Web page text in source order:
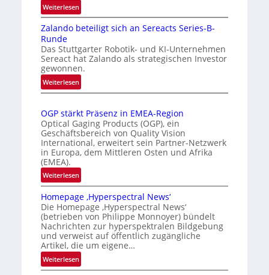
n
e
r
k
n
n
g
a
t
i
s
r
e
K
o
n
o
l
l
e
Weiterlesen:
I
n
e
r
n
a
o
n
a
l
V
i
s
i
o
n
N
i
h
Zalando beteiligt sich an Sereacts Series-B-
Runde
Das Stuttgarter Robotik- und KI-Unternehmen
Sereact hat Zalando als strategischen Investor
gewonnen.
Weiterlesen:
Z
l
a
n
d
e
t
e
i
l
i
g
t
OGP stärkt Präsenz in EMEA-Region
Optical Gaging Products (OGP), ein
Geschäftsbereich von Quality Vision
International, erweitert sein Partner-Netzwerk
in Europa, dem Mittleren Osten und Afrika
(EMEA).
Weiterlesen:
O
G
P
s
t
ä
r
k
Homepage ‚Hyperspectral News‘
Die Homepage ‚Hyperspectral News‘
(betrieben von Philippe Monnoyer) bündelt
Nachrichten zur hyperspektralen Bildgebung
und verweist auf öffentlich zugängliche
Artikel, die um eigene…
Weiterlesen:
H